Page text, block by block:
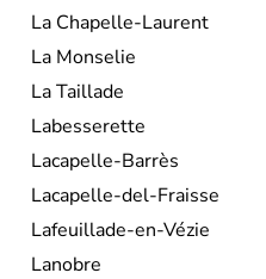
La Chapelle-Laurent
La Monselie
La Taillade
Labesserette
Lacapelle-Barrès
Lacapelle-del-Fraisse
Lafeuillade-en-Vézie
Lanobre